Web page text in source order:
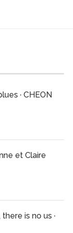
· CHEON
et Claire
is no us ·